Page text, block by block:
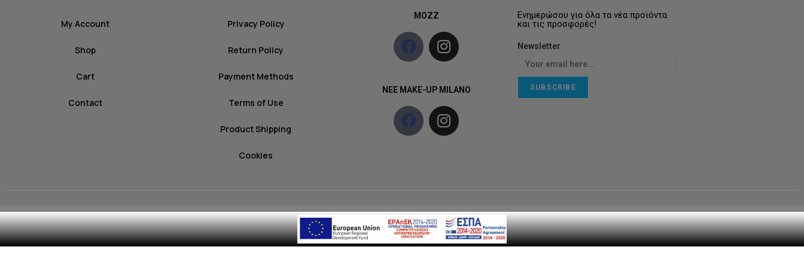
My Account
Shop
Cart
Contact
Privacy Policy
Return Policy
Payment Methods
Terms of Use
Product Shipping
Cookies
MOZZ
NEE MAKE-UP MILANO
Ενημερώσου για όλα τα νέα προϊόντα
και τις προσφορές!
Newsletter
SUBSCRIBE
© 2026 mozz.gr